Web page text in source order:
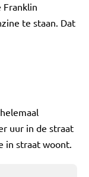
Franklin
te staan. Dat
uur in de straat
in straat woont.